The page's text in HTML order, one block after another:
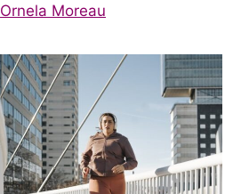
Ornela Moreau